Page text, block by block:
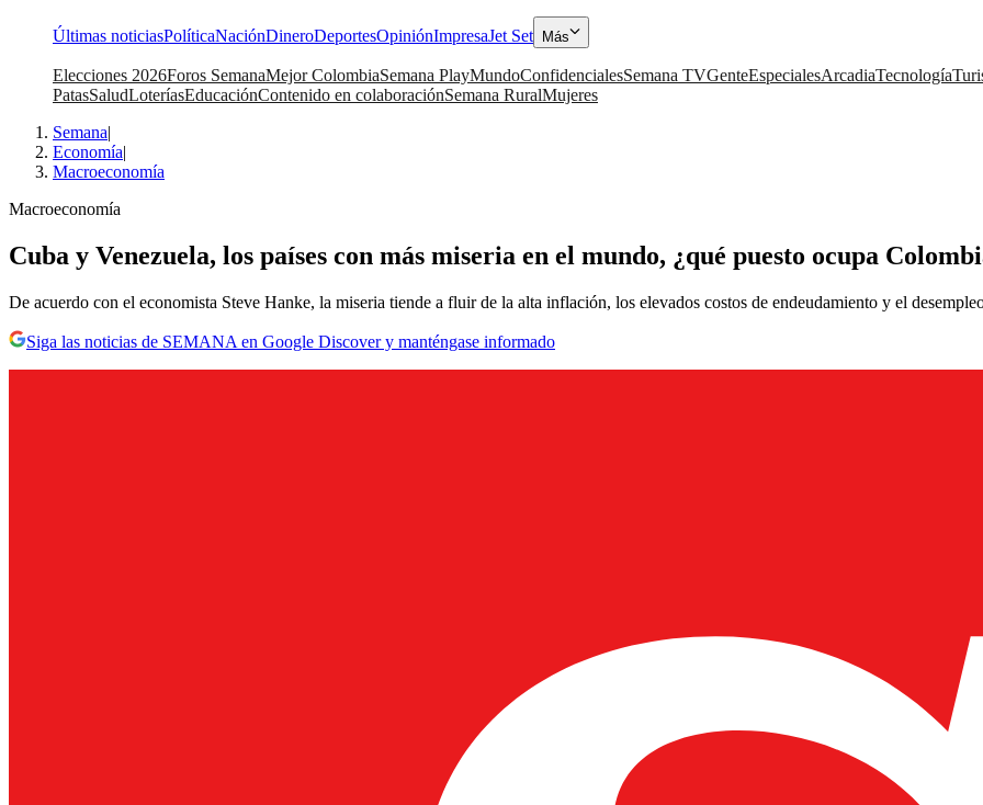
Últimas noticiasPolíticaNaciónDineroDeportesOpiniónImpresaJet Set Más
Elecciones 2026Foros SemanaMejor ColombiaSemana PlayMundoConfidencialesSemana TVGenteEspecialesArcadiaTecnología
PatasSaludLoteríasEducaciónContenido en colaboraciónSemana RuralMujeres
Semana|
Economía|
Macroeconomía
Macroeconomía
Cuba y Venezuela, los países con más miseria en el mundo, ¿qué puesto ocupa
De acuerdo con el economista Steve Hanke, la miseria tiende a fluir de la alta inflación, los elevados costos de endeudamiento y el
Siga las noticias de SEMANA en Google Discover y manténgase informado